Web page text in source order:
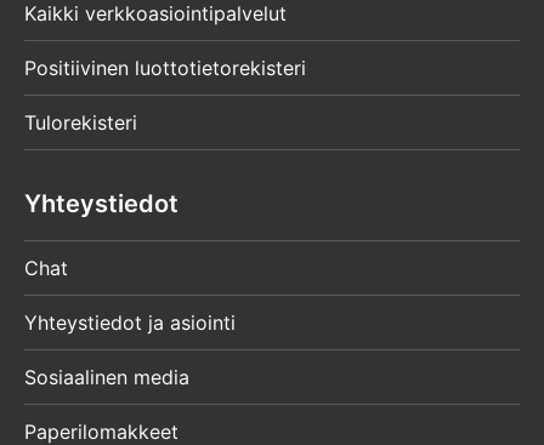
Kaikki verkkoasiointipalvelut
Positiivinen luottotietorekisteri
Tulorekisteri
Yhteystiedot
Chat
Yhteystiedot ja asiointi
Sosiaalinen media
Paperilomakkeet